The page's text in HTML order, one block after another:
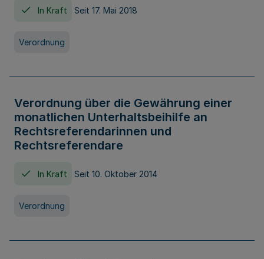
In Kraft Seit 17. Mai 2018
Verordnung
Verordnung über die Gewährung einer
monatlichen Unterhaltsbeihilfe an
Rechtsreferendarinnen und
Rechtsreferendare
In Kraft Seit 10. Oktober 2014
Verordnung